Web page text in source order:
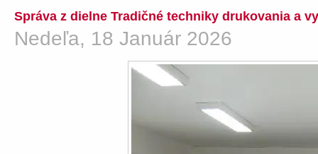
Správa z dielne Tradičné techniky drukovania a
Nedeľa, 18 Január 2026